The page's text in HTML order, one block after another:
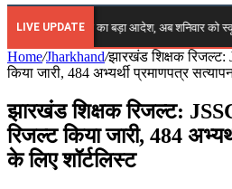
for
LIVE UPDATE
शिक्षा विभाग का बड़ा आदेश, अब शनिवार को स्कूलों
Home/Jharkhand/झारखंड शिक्षक रिजल्ट:
किया जारी, 484 अभ्यर्थी प्रमाणपत्र
झारखंड शिक्षक रिजल्ट:
रिजल्ट किया जारी, 484
के लिए शॉर्टलिस्ट